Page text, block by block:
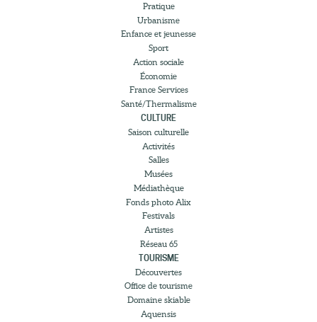
Pratique
Urbanisme
Enfance et jeunesse
Sport
Action sociale
Économie
France Services
Santé/Thermalisme
CULTURE
Saison culturelle
Activités
Salles
Musées
Médiathèque
Fonds photo Alix
Festivals
Artistes
Réseau 65
TOURISME
Découvertes
Office de tourisme
Domaine skiable
Aquensis